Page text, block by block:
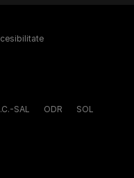
SAL ODR SOL